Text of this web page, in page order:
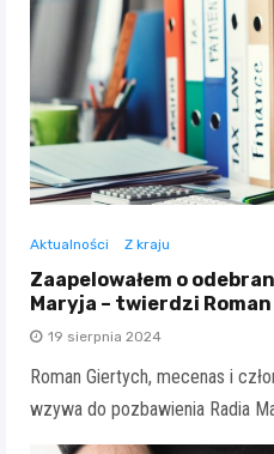
Aktualności Z kraju
Zaapelowałem o
Maryja – twierdzi
19 sierpnia 2024
Roman Giertych, mecenas i
wzywa do pozbawienia Radia